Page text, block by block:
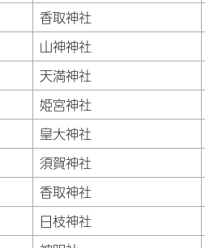
香取神社
山神神社
天満神社
姫宮神社
皇大神社
須賀神社
香取神社
日枝神社